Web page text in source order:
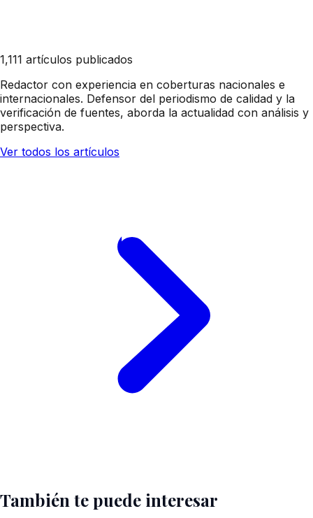
1,111 artículos publicados
Redactor con experiencia en coberturas nacionales e
internacionales. Defensor del periodismo de calidad y la
verificación de fuentes, aborda la actualidad con análisis y
perspectiva.
Ver todos los artículos
También te puede interesar